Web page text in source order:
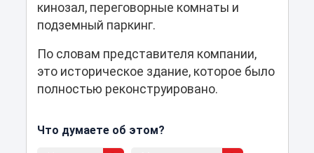
кинозал, переговорные комнаты и
подземный паркинг.
По словам представителя компании,
это историческое здание, которое было
полностью реконструировано.
Что думаете об этом?